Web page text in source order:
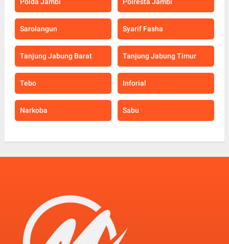
Polda Jambi Polresta Jambi
Sarolangun Syarif Fasha
Tanjung Jabung Barat Tanjung Jabung Timur
Tebo Inforial
Narkoba Sabu